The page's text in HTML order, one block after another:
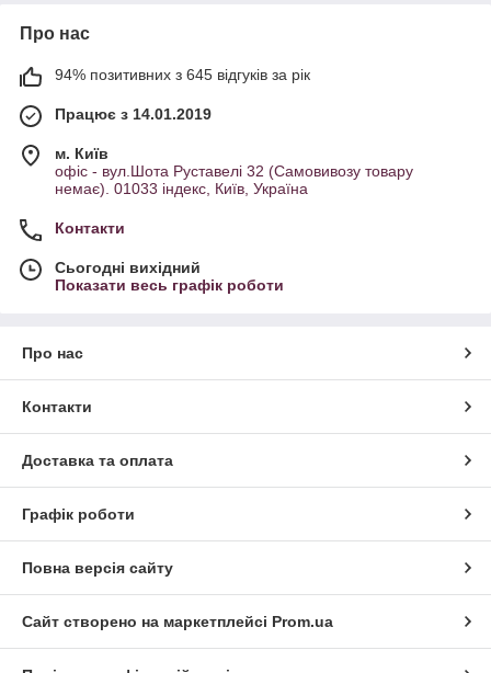
Про нас
94% позитивних з 645 відгуків за рік
Працює з 14.01.2019
м. Київ
офіс - вул.Шота Руставелі 32 (Самовивозу товару
немає). 01033 індекс, Київ, Україна
Контакти
Сьогодні вихідний
Показати весь графік роботи
Про нас
Контакти
Доставка та оплата
Графік роботи
Повна версія сайту
Сайт створено на маркетплейсі Prom.ua